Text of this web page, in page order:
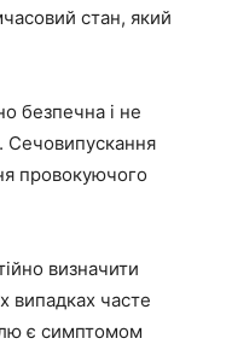
стан, який
безпечна і не
Сечовипускання
провокуючого
визначити
випадках часте
є симптомом